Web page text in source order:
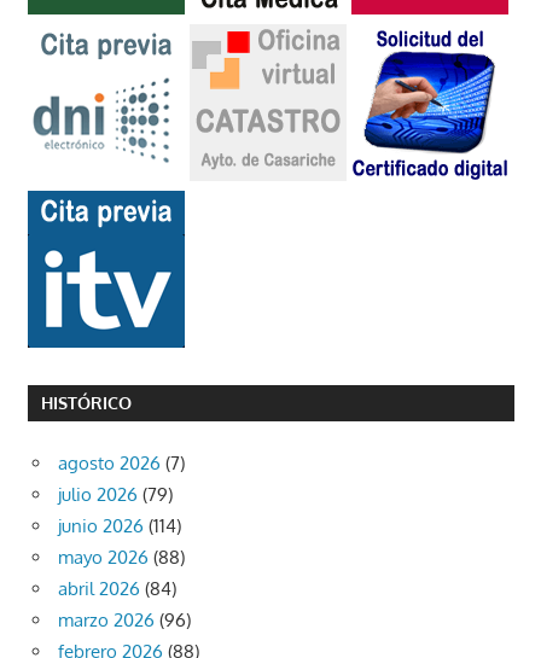
HISTÓRICO
agosto 2026 (7)
julio 2026 (79)
junio 2026 (114)
mayo 2026 (88)
abril 2026 (84)
marzo 2026 (96)
febrero 2026 (88)